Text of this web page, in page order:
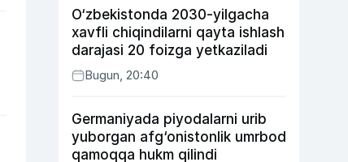
O‘zbekistonda 2030-yilgacha
xavfli chiqindilarni qayta ishlash
darajasi 20 foizga yetkaziladi
Bugun, 20:40
Germaniyada piyodalarni urib
yuborgan afg‘onistonlik umrbod
qamoqqa hukm qilindi